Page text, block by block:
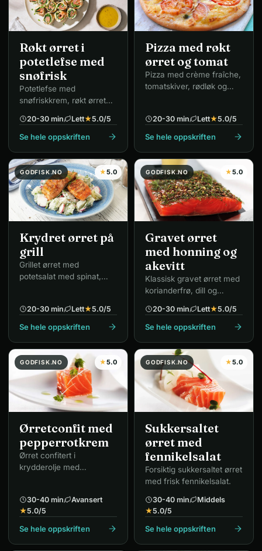
Røkt ørret i
potetlefse med
snøfrisk
Potetlefse med
snøfriskkrem, røkt ørret
elegant.
20-30 min Lett★5.0/5
Se hele oppskriften
Pizza med røkt
ørret og tomat
Pizza med crème fraîche,
tomatskiver, rødløk og
20-30 min Lett★5.0/5
Se hele oppskriften
GODFISK.NO ★5.0
Krydret ørret på
grill
Grillet ørret med
potetsalat med spinat,
20-30 min Lett★5.0/5
Se hele oppskriften
GODFISK.NO ★5.0
Gravet ørret
med honning og
akevitt
Klassisk gravet ørret med
korianderfrø, dill og
20-30 min Lett★5.0/5
Se hele oppskriften
GODFISK.NO ★5.0
Ørretconfit med
pepperrotkrem
Ørret confitert i
krydderolje med
30-40 min
Avansert
★5.0/5
Se hele oppskriften
GODFISK.NO ★5.0
Sukkersaltet
ørret med
fennikelsalat
Forsiktig sukkersaltet ørret
med frisk fennikelsalat.
30-40 min
Middels
★5.0/5
Se hele oppskriften